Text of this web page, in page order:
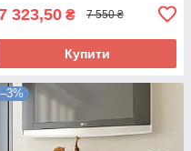
323,50 ₴ 7 550 ₴
Купити
–3%